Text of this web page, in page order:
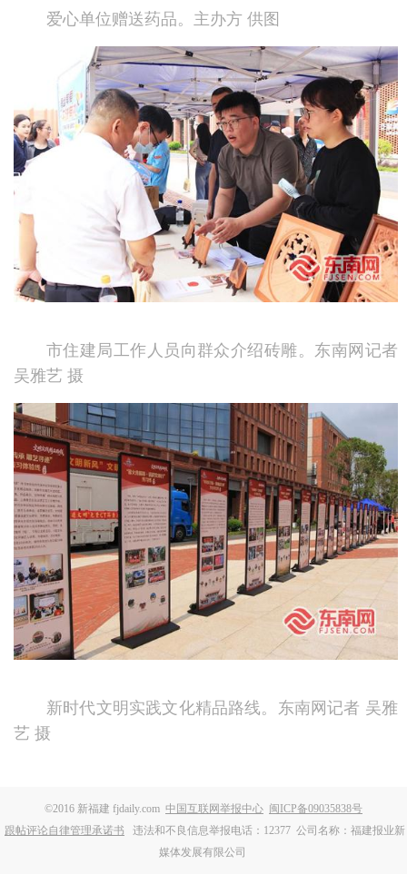
爱心单位赠送药品。主办方 供图
市住建局工作人员向群众介绍砖雕。东南网记者
吴雅艺 摄
新时代文明实践文化精品路线。东南网记者 吴雅
艺 摄
©2016 新福建 fjdaily.com 中国互联网举报中心 闽ICP备09035838号
跟帖评论自律管理承诺书
违法和不良信息举报电话：12377 公司名称：福建报业新
媒体发展有限公司